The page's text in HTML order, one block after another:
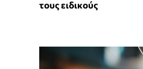
τους ειδικούς